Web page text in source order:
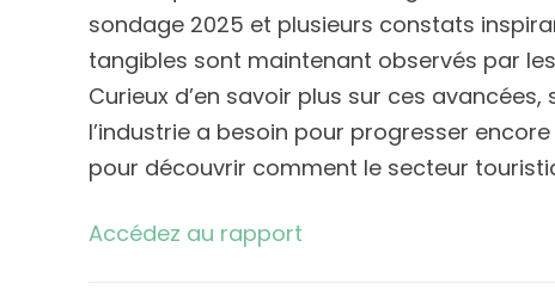
sondage 2025 et plusieurs constats
tangibles sont maintenant observés par
Curieux d’en savoir plus sur ces
l’industrie a besoin pour progresser
pour découvrir comment le secteur
Accédez au rapport